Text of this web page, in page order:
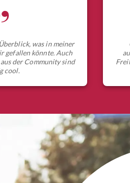
was in meiner
gefallen könnte. Auch
der Community sind
cool.